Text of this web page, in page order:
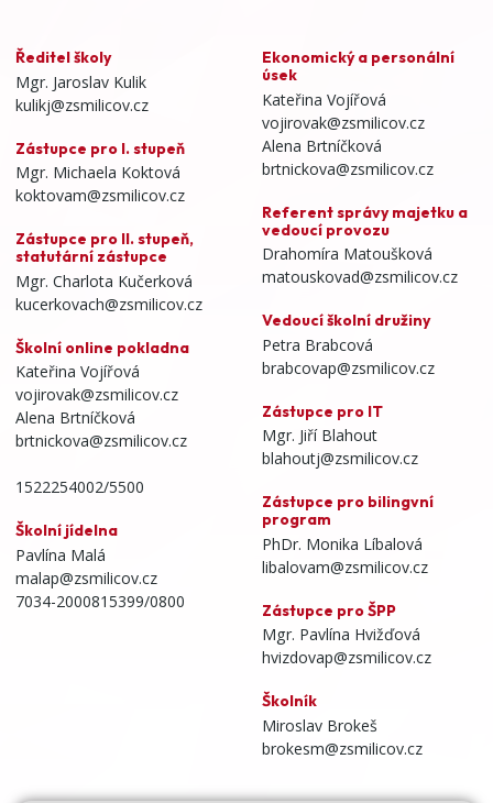
Ředitel školy
Mgr. Jaroslav Kulik
kulikj@zsmilicov.cz
Zástupce pro I. stupeň
Mgr. Michaela Koktová
koktovam@zsmilicov.cz
Zástupce pro II. stupeň,
statutární zástupce
Mgr. Charlota Kučerková
kucerkovach@zsmilicov.cz
Školní online pokladna
Kateřina Vojířová
vojirovak@zsmilicov.cz
Alena Brtníčková
brtnickova@zsmilicov.cz
1522254002/5500
Školní jídelna
Pavlína Malá
malap@zsmilicov.cz
7034-2000815399/0800
Ekonomický a personální
úsek
Kateřina Vojířová
vojirovak@zsmilicov.cz
Alena Brtníčková
brtnickova@zsmilicov.cz
Referent správy majetku a
vedoucí provozu
Drahomíra Matoušková
matouskovad@zsmilicov.cz
Vedoucí školní družiny
Petra Brabcová
brabcovap@zsmilicov.cz
Zástupce pro IT
Mgr. Jiří Blahout
blahoutj@zsmilicov.cz
Zástupce pro bilingvní
program
PhDr. Monika Líbalová
libalovam@zsmilicov.cz
Zástupce pro ŠPP
Mgr. Pavlína Hvižďová
hvizdovap@zsmilicov.cz
Školník
Miroslav Brokeš
brokesm@zsmilicov.cz